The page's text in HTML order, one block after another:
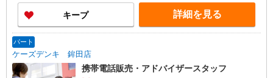
※平
均年収570万円 ※平均勤続年数17年以上
属される可能性がございます。 ※入社数年後は、
関東全域（茨城県、東京都、千葉県、埼玉県、神
奈川県、栃木県、群馬県）及び山梨県内での転居
キープ 詳細を見る
パート
ケーズデンキ 鉾田店
携帯電話販売・アドバイザースタッフ